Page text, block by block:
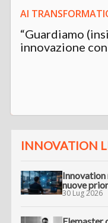
AI
“Guardiamo
innovazione con
INNOVATION
Innovation
nuove
30 Lug 2026